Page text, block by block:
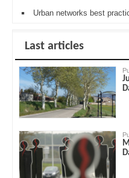
Urban networks best
Last articles